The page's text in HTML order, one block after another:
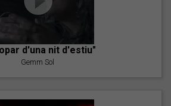
d'una nit d'estiu"
Gemm Sol